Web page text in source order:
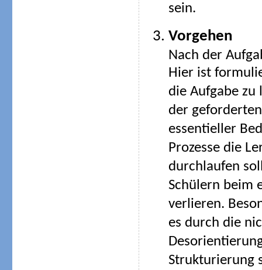
sein.
Vorgehen
Nach der
Hier ist
die Aufgabe zu
der
essentieller
Prozesse die
durchlaufen
Schülern beim
verlieren.
es durch die
Strukturierung